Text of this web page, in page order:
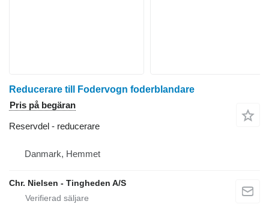
Reducerare till Fodervogn foderblandare
Pris på begäran
Reservdel - reducerare
Danmark, Hemmet
Chr. Nielsen - Tingheden A/S